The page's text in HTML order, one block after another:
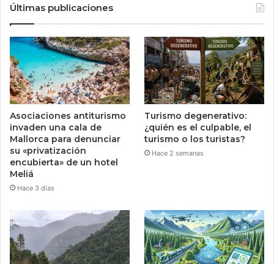
Últimas publicaciones
Asociaciones antiturismo
invaden una cala de
Mallorca para denunciar
su «privatización
encubierta» de un hotel
Meliá
Hace 3 días
Turismo degenerativo:
¿quién es el culpable, el
turismo o los turistas?
Hace 2 semanas